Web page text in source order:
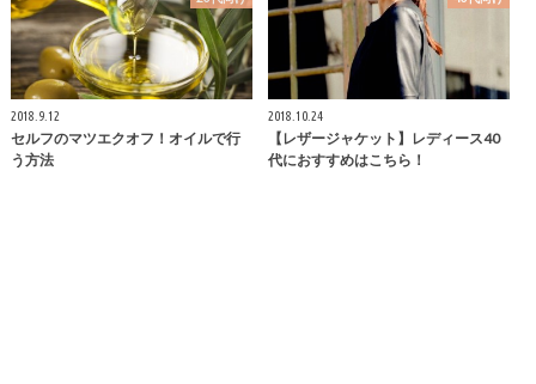
2018.9.12
セルフのマツエクオフ！オイルで行
う方法
2018.10.24
【レザージャケット】レディース40
代におすすめはこちら！